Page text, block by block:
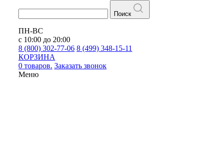
Поиск
ПН-ВС
с 10:00 до 20:00
8 (800) 302-77-06 8 (499) 348-15-11
КОРЗИНА
0 товаров. Заказать звонок
Меню